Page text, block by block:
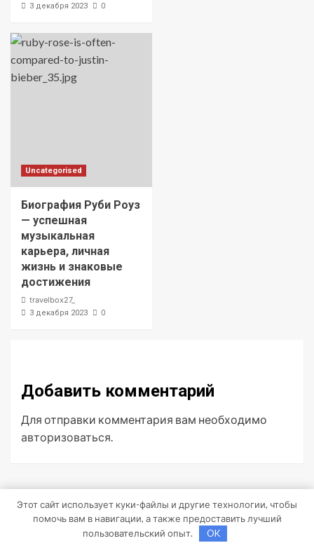
3 декабря 2023 0
Uncategorised
Биография Руби Роуз
— успешная
музыкальная
карьера, личная
жизнь и знаковые
достижения
travelbox27_
3 декабря 2023 0
Добавить комментарий
Для отправки комментария вам необходимо
авторизоваться.
Поиск
Этот сайт использует куки-файлы и другие технологии, чтобы
помочь вам в навигации, а также предоставить лучший
пользовательский опыт.
OK